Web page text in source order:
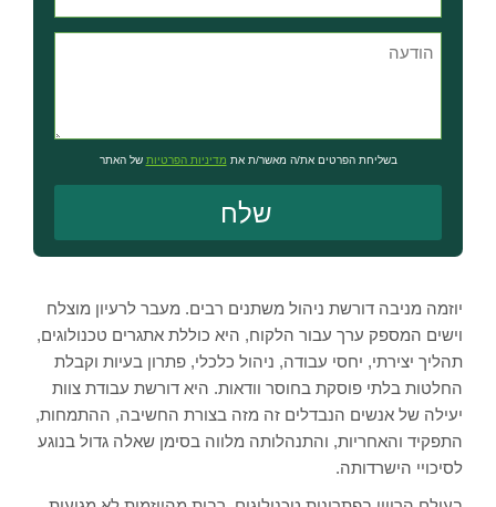
בשליחת הפרטים את/ה מאשר/ת את מדיניות הפרטיות של האתר
יוזמה מניבה דורשת ניהול משתנים רבים. מעבר לרעיון מוצלח
וישים המספק ערך עבור הלקוח, היא כוללת אתגרים טכנולוגים,
תהליך יצירתי, יחסי עבודה, ניהול כלכלי, פתרון בעיות וקבלת
החלטות בלתי פוסקת בחוסר וודאות. היא דורשת עבודת צוות
יעילה של אנשים הנבדלים זה מזה בצורת החשיבה, ההתמחות,
התפקיד והאחריות, והתנהלותה מלווה בסימן שאלה גדול בנוגע
לסיכויי הישרדותה.